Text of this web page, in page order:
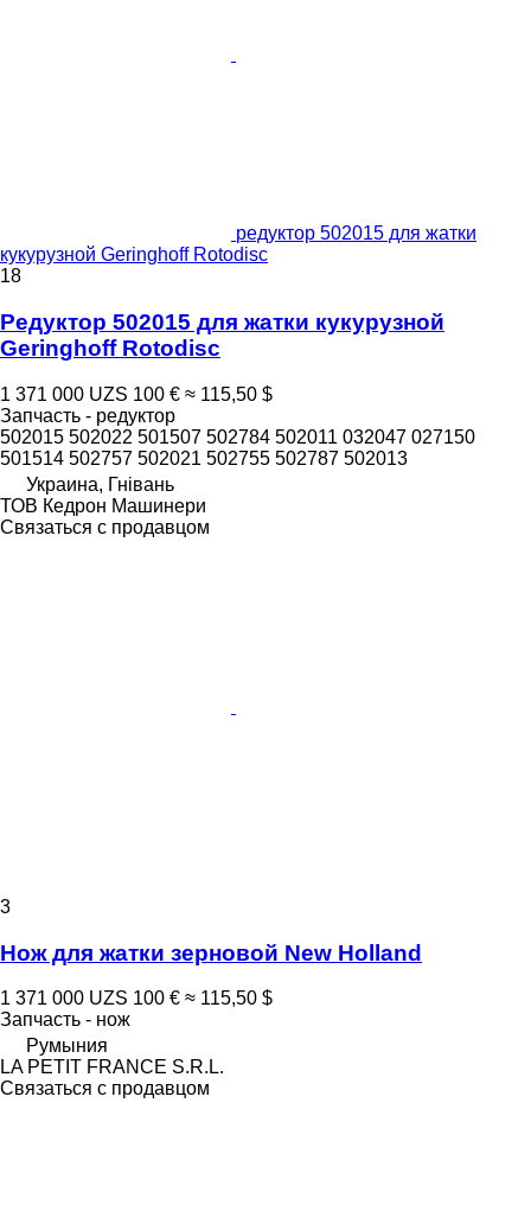
редуктор 502015 для жатки
кукурузной Geringhoff Rotodisc
18
Редуктор 502015 для жатки кукурузной
Geringhoff Rotodisc
1 371 000 UZS 100 € ≈ 115,50 $
Запчасть - редуктор
502015 502022 501507 502784 502011 032047 027150
501514 502757 502021 502755 502787 502013
Украина, Гнівань
ТОВ Кедрон Машинери
Связаться с продавцом
3
Нож для жатки зерновой New Holland
1 371 000 UZS 100 € ≈ 115,50 $
Запчасть - нож
Румыния
LA PETIT FRANCE S.R.L.
Связаться с продавцом